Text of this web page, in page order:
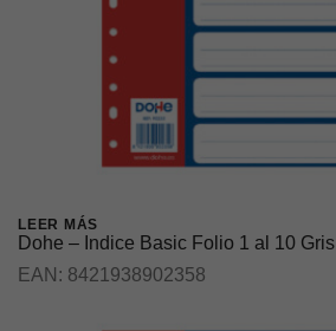
LEER MÁS
Dohe – Indice Basic Folio 1 al 10 Gris
EAN: 8421938902358